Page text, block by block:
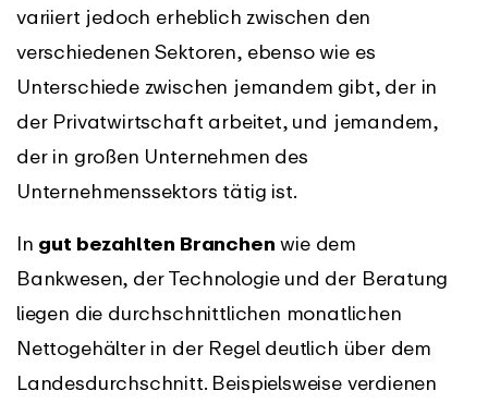
variiert jedoch erheblich zwischen den
verschiedenen Sektoren, ebenso wie es
Unterschiede zwischen jemandem gibt, der in
der Privatwirtschaft arbeitet, und jemandem,
der in großen Unternehmen des
Unternehmenssektors tätig ist.
In gut bezahlten Branchen wie dem
Bankwesen, der Technologie und der Beratung
liegen die durchschnittlichen monatlichen
Nettogehälter in der Regel deutlich über dem
Landesdurchschnitt. Beispielsweise verdienen